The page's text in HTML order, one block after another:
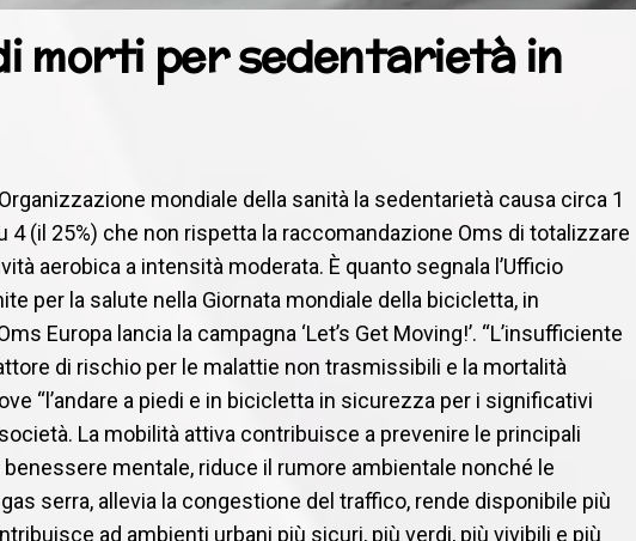
morti per sedentarietà in
mondiale della sanità la sedentarietà causa circa 1
4 (il 25%) che non rispetta la raccomandazione Oms di totalizzare
aerobica a intensità moderata. È quanto segnala l’Ufficio
per la salute nella Giornata mondiale della bicicletta, in
Europa lancia la campagna ‘Let’s Get Moving!’. “L’insufficiente
di rischio per le malattie non trasmissibili e la mortalità
“l’andare a piedi e in bicicletta in sicurezza per i significativi
La mobilità attiva contribuisce a prevenire le principali
mentale, riduce il rumore ambientale nonché le
serra, allevia la congestione del traffico, rende disponibile più
ad ambienti urbani più sicuri, più verdi, più vivibili e più